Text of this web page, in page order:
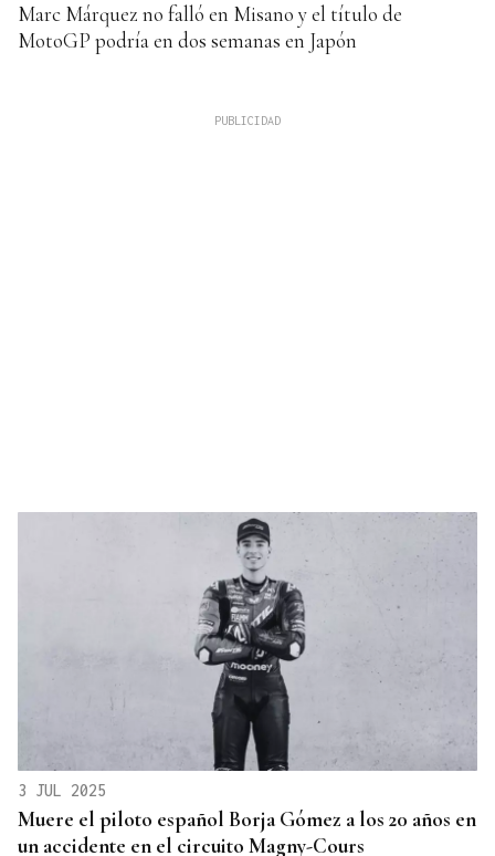
Marc Márquez no falló en Misano y el título de
MotoGP podría en dos semanas en Japón
3 JUL 2025
Muere el piloto español Borja Gómez a los 20 años en
un accidente en el circuito Magny-Cours